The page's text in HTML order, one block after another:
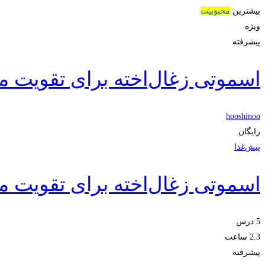
بیشترین محبوبیت
ویژه
پیشرفته
اسموتی زغال‌اخته برای تقویت
hooshinoo
رایگان
پیش‌غذا
اسموتی زغال‌اخته برای تقویت
5 درس
2.3 ساعت
پیشرفته